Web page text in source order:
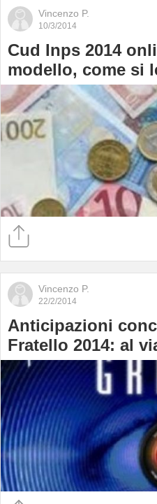
Vincenzo P.
10/3/2014
Cud Inps 2014
modello, come si
Vincenzo P.
22/2/2014
Anticipazioni
Fratello 2014: al